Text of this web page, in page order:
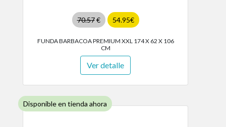
70.57€ 54.95€
FUNDA BARBACOA PREMIUM XXL 174 X 62 X 106
CM
Ver detalle
Disponible en tienda ahora